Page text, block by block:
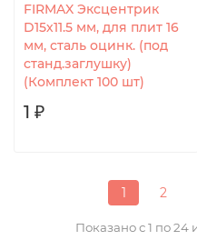
FIRMAX Эксцентрик
D15х11.5 мм, для плит 16
мм, сталь оцинк. (под
станд.заглушку)
(Комплект 100 шт)
1 ₽
1 2
Показано с 1 по 24